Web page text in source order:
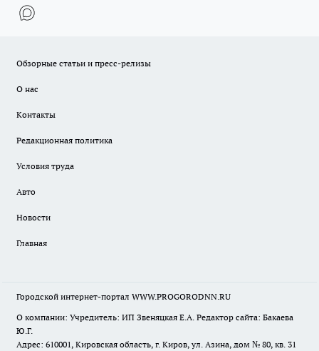
Обзорные статьи и пресс-релизы
О нас
Контакты
Редакционная политика
Условия труда
Авто
Новости
Главная
Городской интернет-портал WWW.PROGORODNN.RU
О компании: Учредитель: ИП Звеняцкая Е.А. Редактор сайта: Бакаева
Ю.Г.
Адрес: 610001, Кировская область, г. Киров, ул. Азина, дом № 80, кв. 31